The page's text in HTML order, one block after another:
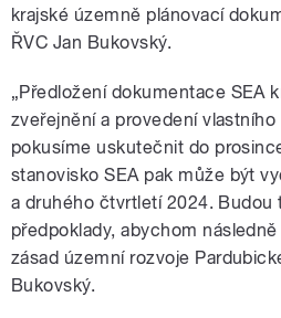
krajské územně plánovací
ŘVC Jan Bukovský.
„Předložení dokumentace SEA
zveřejnění a provedení
pokusíme uskutečnit do
stanovisko SEA pak může být
a druhého čtvrtletí 2024. Budou
předpoklady, abychom
zásad územní rozvoje
Bukovský.